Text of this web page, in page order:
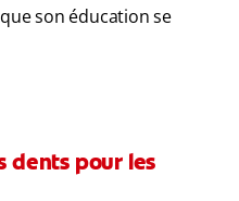
son éducation se
dents pour les